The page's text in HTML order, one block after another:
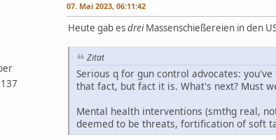
07. Mai 2023, 06:11:42
Heute gab esdreiMassenschießereien in den
Zitat
Serious q for gun control advocates:
that fact, but fact it is. What's next? Must
Mental health interventions (smthg real,
deemed to be threats, fortification of soft